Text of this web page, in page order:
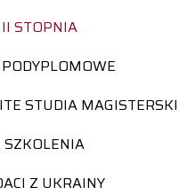
STOPNIA
STUDIA
SZKOLENIA
Z UKRAINY